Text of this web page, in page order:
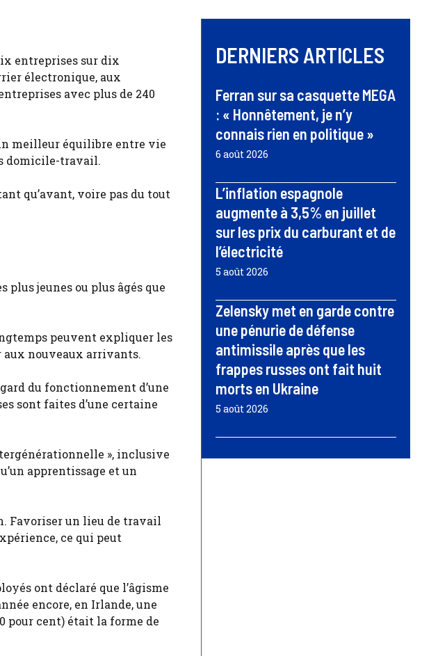
entreprises sur dix
électronique, aux
avec plus de 240
meilleur équilibre entre vie
domicile-travail.
qu’avant, voire pas du tout
jeunes ou plus âgés que
peuvent expliquer les
aux nouveaux arrivants.
du fonctionnement d’une
sont faites d’une certaine
», inclusive
apprentissage et un
Favoriser un lieu de travail
ce qui peut
ont déclaré que l’âgisme
encore, en Irlande, une
pour cent) était la forme de
DERNIERS ARTICLES
Ferran sur sa casquette MEGA
: « Honnêtement, je n’y
connais rien en politique »
6 août 2026
L’inflation espagnole
augmente à 3,5% en juillet
sur les prix du carburant et de
l’électricité
5 août 2026
Zelensky met en garde contre
une pénurie de défense
antimissile après que les
frappes russes ont fait huit
morts en Ukraine
5 août 2026